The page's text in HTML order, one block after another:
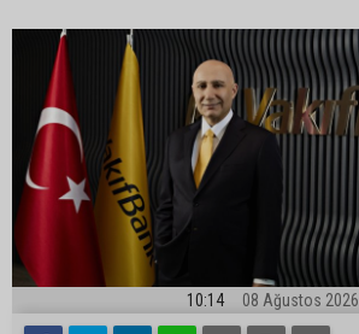
10:14 08 Ağustos 2026